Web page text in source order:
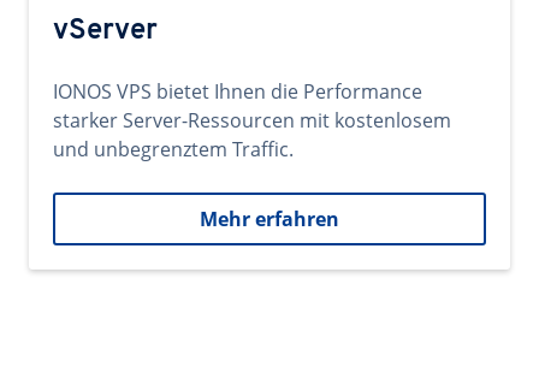
vServer
IONOS VPS bietet Ihnen die Performance
starker Server-Ressourcen mit kostenlosem
und unbegrenztem Traffic.
Mehr erfahren